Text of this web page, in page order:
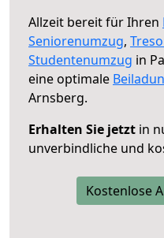
Allzeit bereit für Ihren
Seniorenumzug,
Studentenumzug in
eine optimale
Arnsberg.
Erhalten Sie jetzt in
unverbindliche und
Kostenlose